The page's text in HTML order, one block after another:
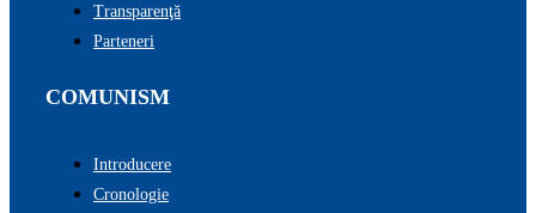
Transparenţă
Parteneri
COMUNISM
Introducere
Cronologie